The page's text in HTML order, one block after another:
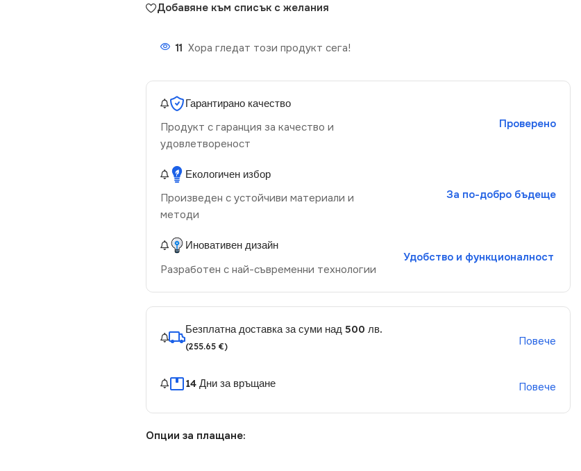
Добавяне към списък с желания
11 Хора гледат този продукт сега!
Гарантирано качество
Продукт с гаранция за качество и
удовлетвореност
Проверено
Екологичен избор
Произведен с устойчиви материали и
методи
За по-добро бъдеще
Иновативен дизайн
Разработен с най-съвременни технологии
Удобство и функционалност
Безплатна доставка за суми над 500 лв.
(255.65 €) Повече
14 Дни за връщане Повече
Опции за плащане: